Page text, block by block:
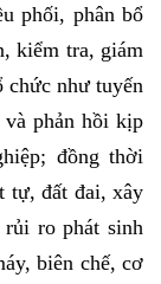
phối, phân bổ
kiểm tra, giám
chức như tuyến
phản hồi kịp
đồng thời
tự, đất đai, xây
ro phát sinh
biên chế, cơ